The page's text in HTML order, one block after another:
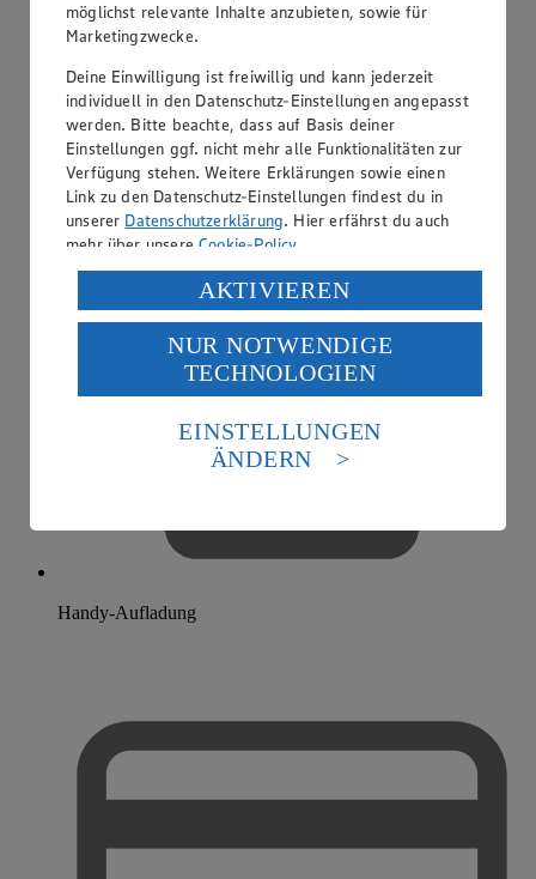
EDEKA smart
Handy-Aufladung
möglichst relevante Inhalte anzubieten, sowie für
Marketingzwecke.
Deine Einwilligung ist freiwillig und kann jederzeit
individuell in den Datenschutz-Einstellungen angepasst
werden. Bitte beachte, dass auf Basis deiner
Einstellungen ggf. nicht mehr alle Funktionalitäten zur
Verfügung stehen. Weitere Erklärungen sowie einen
Link zu den Datenschutz-Einstellungen findest du in
unserer Datenschutzerklärung. Hier erfährst du auch
mehr über unsereCookie-Policy.
Verarbeitung deiner personenbezogenen Daten in den
USA durch Facebook und YouTube:
Wenn du auf „Aktivieren“ klickst, willigst du im Sinne
des Art. 49 Abs. 1 Satz 1 lit. a) DSGVO ein, dass deine
Daten in den USA verarbeitet werden. Der EuGH sieht
die USA als Land mit einem nach europäischen
Standards nicht angemessenen Datenschutzniveau an.
Es besteht das Risiko eines Zugriffs durch US-
Informationen zum Herausgeber der Seite findest du
AKTIVIEREN
NUR NOTWENDIGE
TECHNOLOGIEN
EINSTELLUNGEN
ÄNDERN